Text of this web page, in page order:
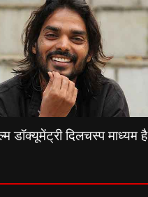
डॉक्यूमेंट्री दिलचस्प माध्यम है